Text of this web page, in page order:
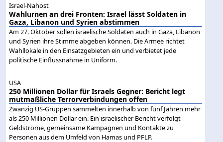
Israel-Nahost
Wahlurnen an drei Fronten: Israel lässt Soldaten in
Gaza, Libanon und Syrien abstimmen
Am 27. Oktober sollen israelische Soldaten auch in Gaza, Libanon
und Syrien ihre Stimme abgeben können. Die Armee richtet
Wahllokale in den Einsatzgebieten ein und verbietet jede
politische Einflussnahme in Uniform.
USA
250 Millionen Dollar für Israels Gegner: Bericht legt
mutmaßliche Terrorverbindungen offen
Zwanzig US-Gruppen sammelten innerhalb von fünf Jahren mehr
als 250 Millionen Dollar ein. Ein israelischer Bericht verfolgt
Geldströme, gemeinsame Kampagnen und Kontakte zu
Personen aus dem Umfeld von Hamas und PFLP.